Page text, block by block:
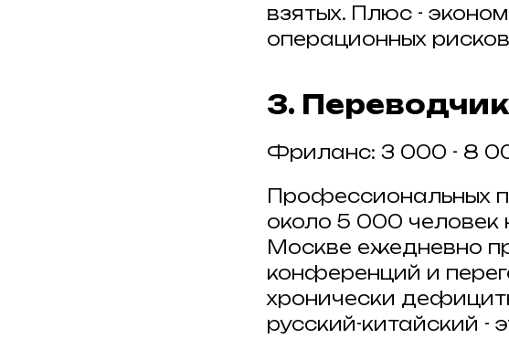
взятых. Плюс -
операционных
3.
Фриланс: 3 000 - 8
Профессиональных
около 5 000 человек
Москве ежедневно
конференций и
хронически
русский-китайский -